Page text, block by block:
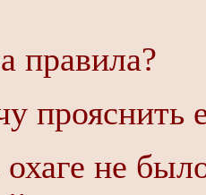
правила?
прояснить
не